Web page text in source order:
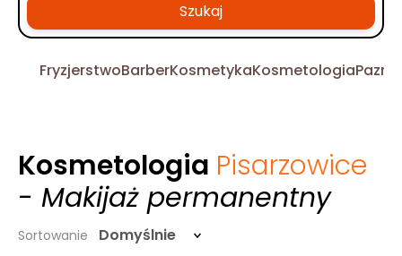
Szukaj
FryzjerstwoBarberKosmetykaKosmetologia
Kosmetologia Pisarzowice
- Makijaż permanentny
Sortowanie Domyślnie